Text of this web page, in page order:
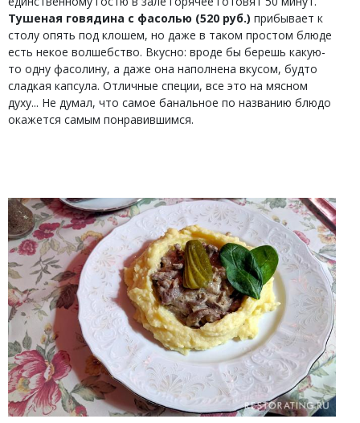
Тушеная говядина с фасолью (520 руб.) прибывает к
столу опять под клошем, но даже в таком простом блюде
есть некое волшебство. Вкусно: вроде бы берешь какую-
то одну фасолину, а даже она наполнена вкусом, будто
сладкая капсула. Отличные специи, все это на мясном
духу... Не думал, что самое банальное по названию блюдо
окажется самым понравившимся.